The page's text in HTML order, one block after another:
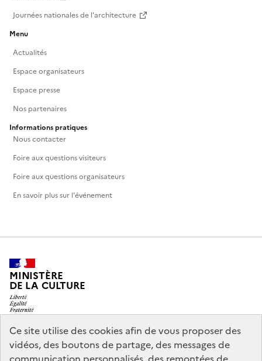
Ce site utilise des cookies afin de vous proposer des
vidéos, des boutons de partage, des messages de
Journées nationales de l'architecture
Menu
Actualités
Espace organisateurs
Espace presse
Nos partenaires
Informations pratiques
Nous contacter
Foire aux questions visiteurs
Foire aux questions organisateurs
En savoir plus sur l'événement
MINISTÈRE
DE LA CULTURE
legifrance.gouv.fr info.gouv.fr